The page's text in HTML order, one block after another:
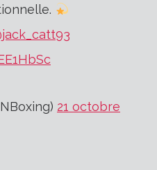
21 octobre